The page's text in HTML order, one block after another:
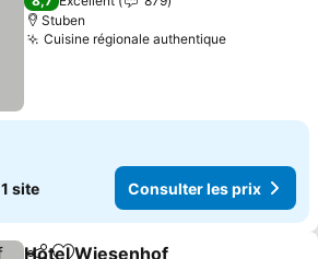
Stuben
Cuisine régionale authentiqueConsulter
1 site Consulter les prix
Hotel Wiesenhof